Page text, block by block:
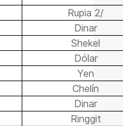
Rupia 2/
Dinar
Shekel
Dólar
Yen
Chelín
Dinar
Ringgit